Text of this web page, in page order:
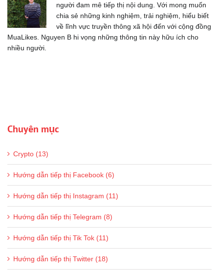
người đam mê tiếp thị nội dung. Với mong muốn
chia sẻ những kinh nghiệm, trải nghiệm, hiểu biết
về lĩnh vực truyền thông xã hội đến với cộng đồng
MuaLikes. Nguyen B hi vọng những thông tin này hữu ích cho
nhiều người.
Chuyên mục
Crypto (13)
Hướng dẫn tiếp thị Facebook (6)
Hướng dẫn tiếp thị Instagram (11)
Hướng dẫn tiếp thị Telegram (8)
Hướng dẫn tiếp thị Tik Tok (11)
Hướng dẫn tiếp thị Twitter (18)